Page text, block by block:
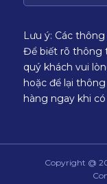
Lưu ý: Các
Để biết rõ thông
quý khách vui
hoặc để lại
hàng ngay khi
Copyright @